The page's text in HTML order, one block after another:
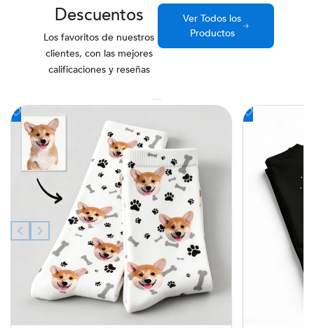
Descuentos
Los favoritos de nuestros
clientes, con las mejores
calificaciones y reseñas
Ver Todos los
Productos
Añadir
a
lista
deseos
Añadir
lista
de
deseos